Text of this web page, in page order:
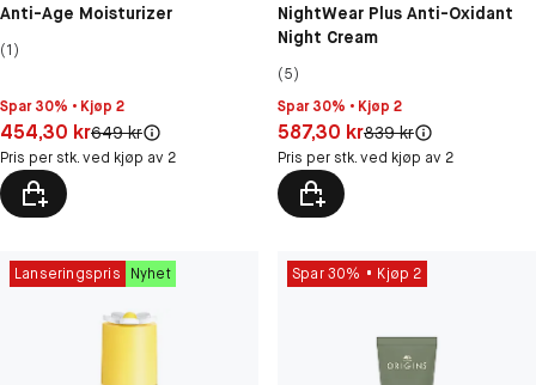
Anti-Age Moisturizer
(1)
Spar 30% • Kjøp 2
Pris: 454,30 kr
454,30 krOriginal pris:
649 kr
Pris per stk. ved kjøp av 2
NightWear Plus Anti-Oxidant
Night Cream
(5)
Spar 30% • Kjøp 2
Pris: 587,30 kr
587,30 krOriginal pris:
839 kr
Pris per stk. ved kjøp av 2
Lanseringspris Nyhet Spar 30% Kjøp 2